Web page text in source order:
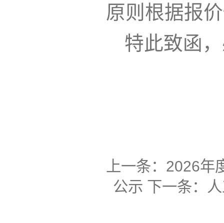
原则根据报
特此致函
上一条： 2026年
公示 下一条：